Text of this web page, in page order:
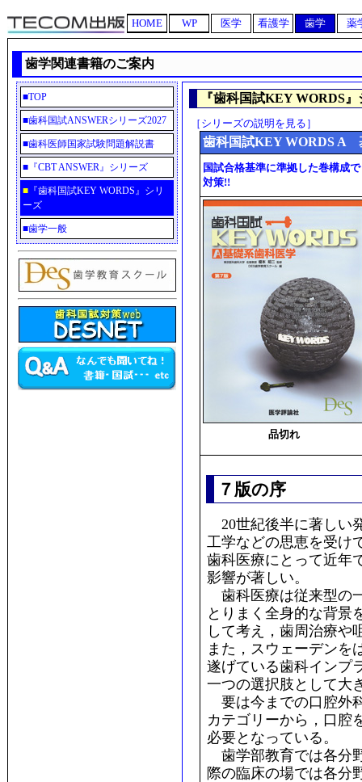
HOME WP 医学 看護学 歯学 薬
歯学関連書籍のご案内
■TOP
■歯科国試ANSWERシリーズ2027
■歯科医師国家試験問題解説書
■ 『CBT ANSWER』シリーズ
■ 『歯科国試KEY WORDS』シリ
ーズ
■歯学一般
『歯科国試KEY WORDS
［シリーズの説明を見る］
歯科国試KEY WORDS A
国試合格基準に準拠した巻構成
対策!!
品切れ
７版の序
20世紀後半に著しい
工学などの思恵を受け
歯科医療にとって近年
影響が著しい。
歯科医療は従来型の
とりまく全身的な背景
して考え，歯周治療や
また，スウェーデンを
遂げている歯科インプ
一つの選択肢として大
要は今までの口腔外
カテゴリーから，口腔
必要となっている。
歯学部教育では各分
際の臨床の場では各分